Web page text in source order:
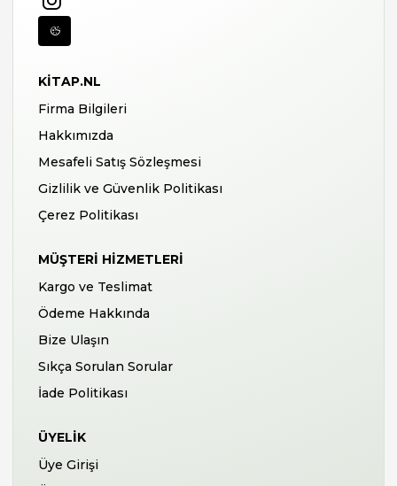
KITAP.NL
Firma Bilgileri
Hakkımızda
Mesafeli Satış Sözleşmesi
Gizlilik ve Güvenlik Politikası
Çerez Politikası
MÜŞTERI HIZMETLERI
Kargo ve Teslimat
Ödeme Hakkında
Bize Ulaşın
Sıkça Sorulan Sorular
İade Politikası
ÜYELIK
Üye Girişi